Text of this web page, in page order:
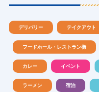
デリバリー テイクアウト
フードホール・レストラン街
カレー イベント
ラーメン 宿泊